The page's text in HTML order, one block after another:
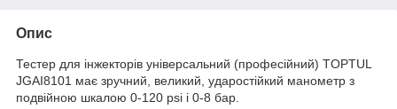
Опис
Тестер для інжекторів універсальний (професійний) TOPTUL
JGAI8101 має зручний, великий, ударостійкий манометр з
подвійною шкалою 0-120 psi і 0-8 бар.